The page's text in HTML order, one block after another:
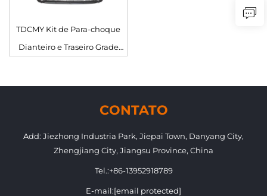
TDCMY Kit de Para-choque
Dianteiro e Traseiro Grade
CONTATO
Add: Jiezhong Industria Park, Jiepai Town, Danyang City,
Zhengjiang City, Jiangsu Province, China
Tel.:+86-13952918789
E-mail:[email protected]